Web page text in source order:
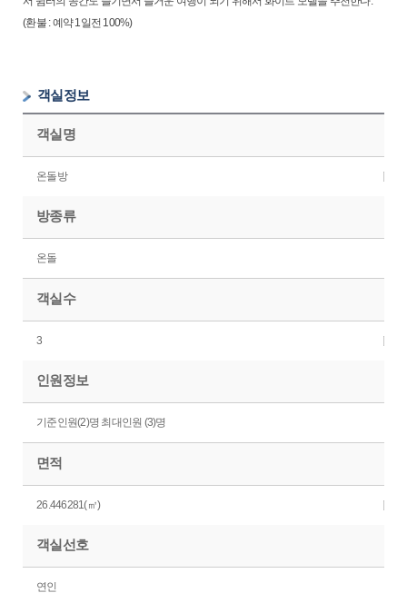
(환불 : 예약 1일전 100%)
객실정보
객실명
온돌방
방종류
온돌
객실수
3
인원정보
기준인원(2)명 최대인원 (3)명
면적
26.446281(㎡)
객실선호
연인